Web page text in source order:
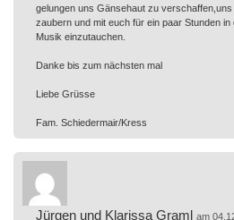
gelungen uns Gänsehaut zu
zaubern und mit euch für ein paar Stunden
Musik einzutauchen.
Danke bis zum nächsten mal
Liebe Grüsse
Fam. Schiedermair/Kress
Jürgen und Klarissa Graml am